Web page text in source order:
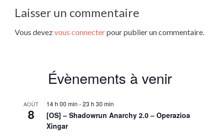
Laisser un commentaire
Vous devezvous connecterpour publier un commentaire.
Évènements à venir
AOÛT
8
14 h 00 min -23 h 30 min
[OS] – Shadowrun Anarchy 2.0 – Operazioa
Xingar